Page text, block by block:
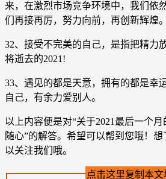
来，在激烈市场竞争环境中，我们依
们再接再厉，努力向前，再创新辉煌。
32、接受不完美的自己，是指把精力
将逝去的2021!
33、遇见的都是天意，拥有的都是幸
自己，有余力爱别人。
以上内容便是对“关于2021最后一个
随心”的解答。希望可以帮到您哦！
以关注我们哦。
点击这里复制本文